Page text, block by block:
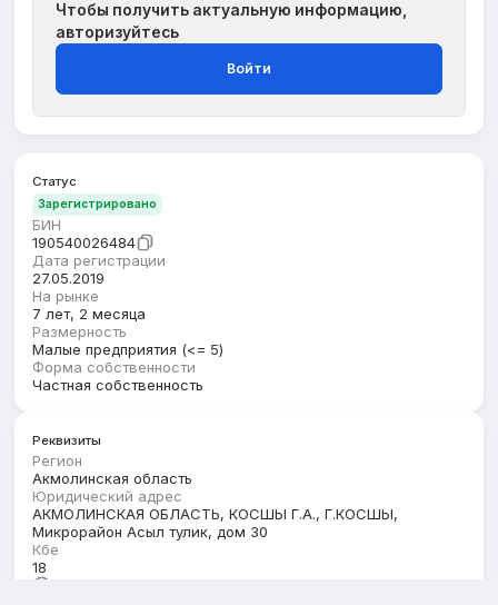
Чтобы получить актуальную информацию,
авторизуйтесь
Войти
Статус
Зарегистрировано
БИН
190540026484
Дата регистрации
27.05.2019
На рынке
7 лет, 2 месяца
Размерность
Малые предприятия (<= 5)
Форма собственности
Частная собственность
Реквизиты
Регион
Акмолинская область
Юридический адрес
АКМОЛИНСКАЯ ОБЛАСТЬ, КОСШЫ Г.А., Г.КОСШЫ,
Микрорайон Асыл тулик, дом 30
Кбе
18